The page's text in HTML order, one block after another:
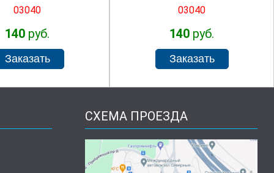
03040
140 руб.
03040
140 руб.
СХЕМА ПРОЕЗДА